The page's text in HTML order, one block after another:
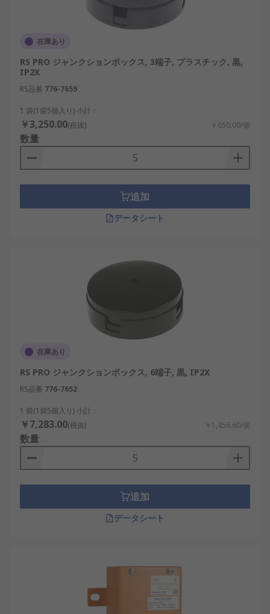
在庫あり
RS PRO ジャンクションボックス, 3端子, プラスチック, 黒,
IP2X
RS品番 776-7659
1 袋(1袋5個入り) 小計：
￥3,250.00(税抜) ￥650.00/個
数量
追加
データシート
在庫あり
RS PRO ジャンクションボックス, 6端子, 黒, IP2X
RS品番 776-7652
1 袋(1袋5個入り) 小計：
￥7,283.00(税抜) ￥1,456.60/個
数量
追加
データシート